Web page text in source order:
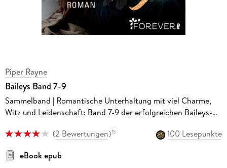
Piper Rayne
Baileys Band 7-9
Sammelband | Romantische Unterhaltung mit viel Charme,
Witz und Leidenschaft: Band 7-9 der erfolgreichen Baileys-
(2 Bewertungen)15
100 Lesepunkte
eBook epub